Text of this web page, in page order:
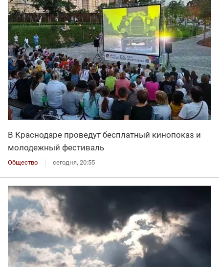
В Краснодаре проведут бесплатный кинопоказ и
молодежный фестиваль
Общество сегодня, 20:55